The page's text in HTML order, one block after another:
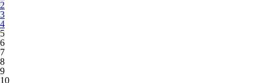
2
3
4
5
6
7
8
9
10